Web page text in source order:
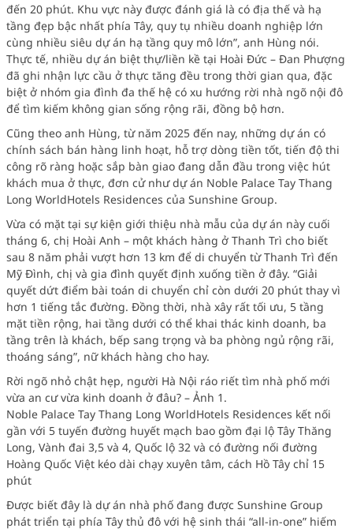
đến 20 phút. Khu vực này được đánh giá là có địa thế và hạ
tầng đẹp bậc nhất phía Tây, quy tụ nhiều doanh nghiệp lớn
cùng nhiều siêu dự án hạ tầng quy mô lớn”, anh Hùng nói.
Thực tế, nhiều dự án biệt thự/liền kề tại Hoài Đức – Đan Phượng
đã ghi nhận lực cầu ở thực tăng đều trong thời gian qua, đặc
biệt ở nhóm gia đình đa thế hệ có xu hướng rời nhà ngõ nội đô
để tìm kiếm không gian sống rộng rãi, đồng bộ hơn.
Cũng theo anh Hùng, từ năm 2025 đến nay, những dự án có
chính sách bán hàng linh hoạt, hỗ trợ dòng tiền tốt, tiến độ thi
công rõ ràng hoặc sắp bàn giao đang dẫn đầu trong việc hút
khách mua ở thực, đơn cử như dự án Noble Palace Tay Thang
Long WorldHotels Residences của Sunshine Group.
Vừa có mặt tại sự kiện giới thiệu nhà mẫu của dự án này cuối
tháng 6, chị Hoài Anh – một khách hàng ở Thanh Trì cho biết
sau 8 năm phải vượt hơn 13 km để di chuyển từ Thanh Trì đến
Mỹ Đình, chị và gia đình quyết định xuống tiền ở đây. “Giải
quyết dứt điểm bài toán di chuyển chỉ còn dưới 20 phút thay vì
hơn 1 tiếng tắc đường. Đồng thời, nhà xây rất tối ưu, 5 tầng
mặt tiền rộng, hai tầng dưới có thể khai thác kinh doanh, ba
tầng trên là khách, bếp sang trọng và ba phòng ngủ rộng rãi,
thoáng sáng”, nữ khách hàng cho hay.
Rời ngõ nhỏ chật hẹp, người Hà Nội ráo riết tìm nhà phố mới
vừa an cư vừa kinh doanh ở đâu? – Ảnh 1.
Noble Palace Tay Thang Long WorldHotels Residences kết nối
gần với 5 tuyến đường huyết mạch bao gồm đại lộ Tây Thăng
Long, Vành đai 3,5 và 4, Quốc lộ 32 và có đường nối đường
Hoàng Quốc Việt kéo dài chạy xuyên tâm, cách Hồ Tây chỉ 15
phút
Được biết đây là dự án nhà phố đang được Sunshine Group
phát triển tại phía Tây thủ đô với hệ sinh thái “all-in-one” hiếm